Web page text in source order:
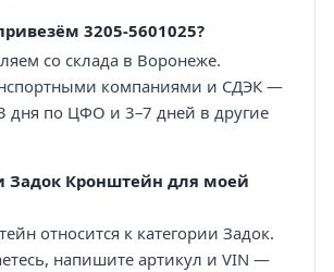
3205-5601025?
со склада в Воронеже.
компаниями и СДЭК —
дня по ЦФО и 3–7 дней в другие
Задок Кронштейн для моей
относится к категории Задок.
напишите артикул и VIN —